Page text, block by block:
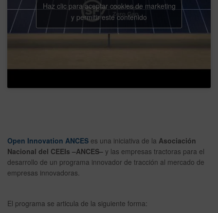
Haz clic para aceptar cookies de marketing
y permitir este contenido
Open Innovation ANCES es una iniciativa de la Asociación
Nacional del CEEIs –ANCES– y las empresas tractoras para el
desarrollo de un programa innovador de tracción al mercado de
empresas innovadoras.
El programa se articula de la siguiente forma: